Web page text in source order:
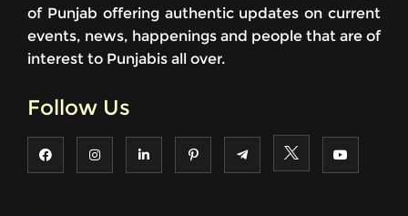
of Punjab offering authentic updates on current
events, news, happenings and people that are of
interest to Punjabis all over.
Follow Us